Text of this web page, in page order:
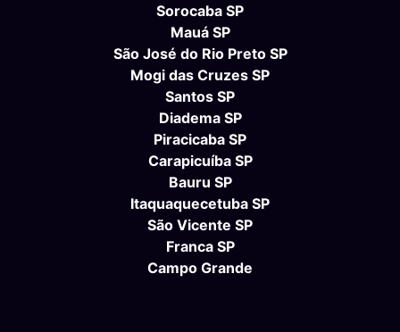
Sorocaba SP
Mauá SP
São José do Rio Preto SP
Mogi das Cruzes SP
Santos SP
Diadema SP
Piracicaba SP
Carapicuíba SP
Bauru SP
Itaquaquecetuba SP
São Vicente SP
Franca SP
Campo Grande